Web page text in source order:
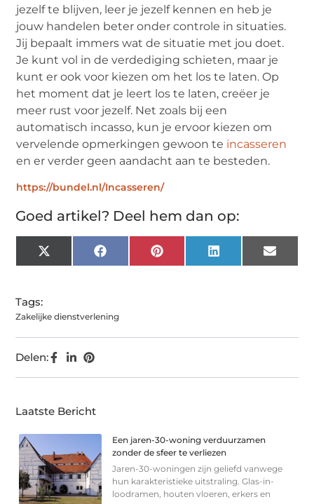
jezelf te blijven, leer je jezelf kennen en heb je
jouw handelen beter onder controle in situaties.
Jij bepaalt immers wat de situatie met jou doet.
Je kunt vol in de verdediging schieten, maar je
kunt er ook voor kiezen om het los te laten. Op
het moment dat je leert los te laten, creëer je
meer rust voor jezelf. Net zoals bij een
automatisch incasso, kun je ervoor kiezen om
vervelende opmerkingen gewoon te incasseren
en er verder geen aandacht aan te besteden.
https://bundel.nl/Incasseren/
Goed artikel? Deel hem dan op:
X
(Twitter)
Facebook Pinterest LinkedIn Email
Tags:
Zakelijke dienstverlening
Delen:
Laatste Bericht
Een jaren-30-woning verduurzamen
zonder de sfeer te verliezen
Jaren-30-woningen zijn geliefd vanwege
hun karakteristieke uitstraling. Glas-in-
loodramen, houten vloeren, erkers en